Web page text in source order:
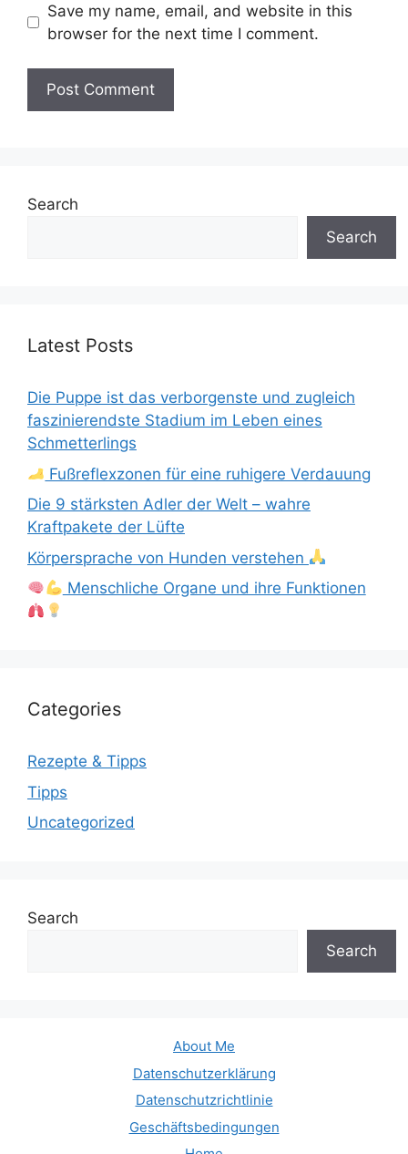
Save my name, email, and website in this
browser for the next time I comment.
Search
Search
Latest Posts
Die Puppe ist das verborgenste und zugleich
faszinierendste Stadium im Leben eines
Schmetterlings
Fußreflexzonen für eine ruhigere Verdauung
Die 9 stärksten Adler der Welt – wahre
Kraftpakete der Lüfte
Körpersprache von Hunden verstehen
Menschliche Organe und ihre Funktionen
Categories
Rezepte & Tipps
Tipps
Uncategorized
Search
Search
About Me
Datenschutzerklärung
Datenschutzrichtlinie
Geschäftsbedingungen